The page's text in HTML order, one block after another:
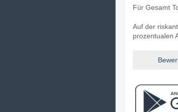
Für Gesamt
Auf der
prozentualen